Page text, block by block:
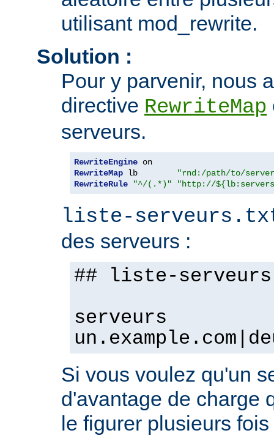
utilisant mod_rewrite.
Solution :
Pour y parvenir, nous
directive RewriteMap
serveurs.
RewriteEngine
RewriteMap lb
"rnd:/path/to/
RewriteRule
"^/(.*)" "http://
liste-
des serveurs :
## liste-
serveurs
Si vous voulez qu'un
d'avantage de charge
le figurer plusieurs